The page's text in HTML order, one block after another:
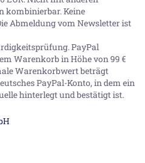
kombinierbar. Keine
Abmeldung vom Newsletter ist
PayPal
Warenkorb in Höhe von99 €
Warenkorbwert beträgt
PayPal-Konto, in dem ein
hinterlegt und bestätigt ist.